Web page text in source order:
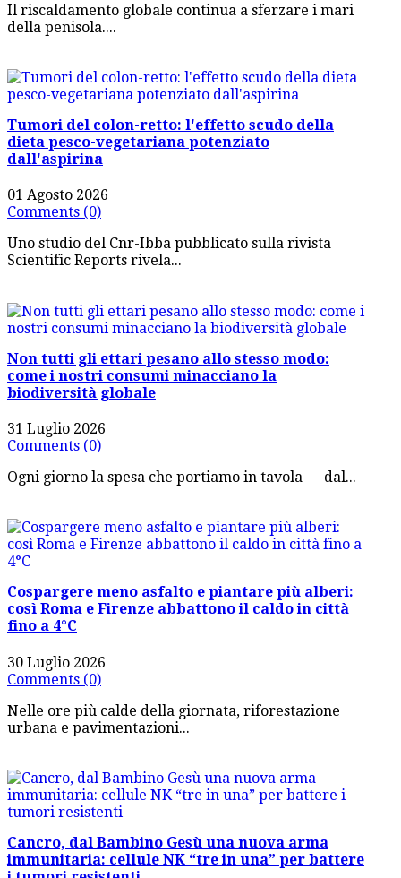
Il riscaldamento globale continua a sferzare i mari
della penisola....
Tumori del colon-retto: l'effetto scudo della
dieta pesco-vegetariana potenziato
dall'aspirina
01 Agosto 2026
Comments (0)
Uno studio del Cnr-Ibba pubblicato sulla rivista
Scientific Reports rivela...
Non tutti gli ettari pesano allo stesso modo:
come i nostri consumi minacciano la
biodiversità globale
31 Luglio 2026
Comments (0)
Ogni giorno la spesa che portiamo in tavola — dal...
Cospargere meno asfalto e piantare più alberi:
così Roma e Firenze abbattono il caldo in città
fino a 4°C
30 Luglio 2026
Comments (0)
Nelle ore più calde della giornata, riforestazione
urbana e pavimentazioni...
Cancro, dal Bambino Gesù una nuova arma
immunitaria: cellule NK “tre in una” per battere